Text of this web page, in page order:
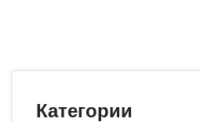
Категории